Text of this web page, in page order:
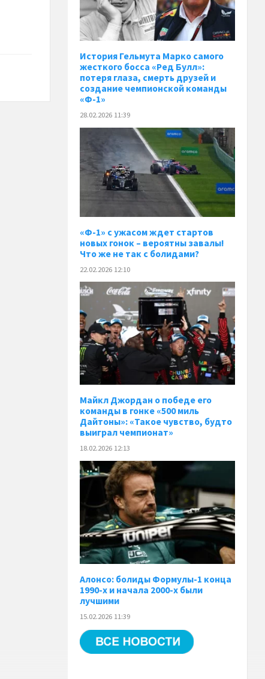
История Гельмута Марко самого
жесткого босса «Ред Булл»:
потеря глаза, смерть друзей и
создание чемпионской команды
«Ф-1»
28.02.2026 11:39
«Ф-1» с ужасом ждет стартов
новых гонок – вероятны завалы!
Что же не так с болидами?
22.02.2026 12:10
Майкл Джордан о победе его
команды в гонке «500 миль
Дайтоны»: «Такое чувство, будто
выиграл чемпионат»
18.02.2026 12:13
Алонсо: болиды Формулы-1 конца
1990-х и начала 2000-х были
лучшими
15.02.2026 11:39